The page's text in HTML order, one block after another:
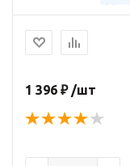
1 396 ₽ /шт